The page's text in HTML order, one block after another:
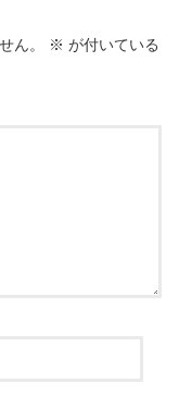
ん。 ※ が付いている